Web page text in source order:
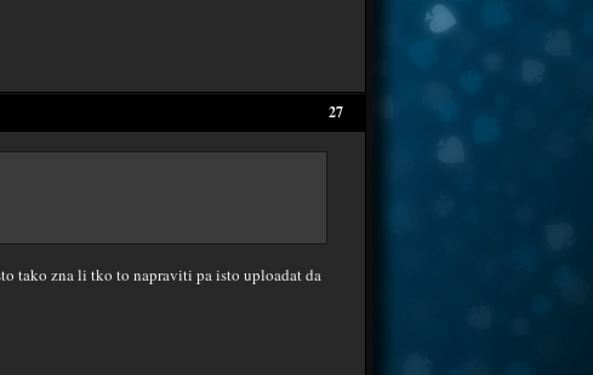
27
tako zna li tko to napraviti pa isto uploadat da